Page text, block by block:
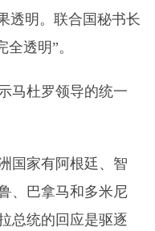
透明。联合国秘书长
透明”。
马杜罗领导的统一
国家有阿根廷、智
、巴拿马和多米尼
总统的回应是驱逐